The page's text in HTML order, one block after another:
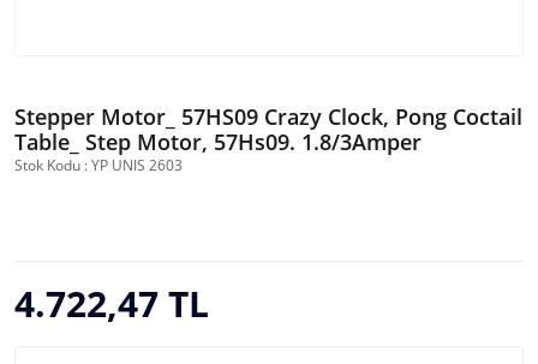
Stepper Motor_ 57HS09 Crazy Clock, Pong Coctail
Table_ Step Motor, 57Hs09. 1.8/3Amper
Stok Kodu : YP UNIS 2603
4.722,47 TL